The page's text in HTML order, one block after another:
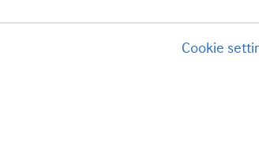
Cookie